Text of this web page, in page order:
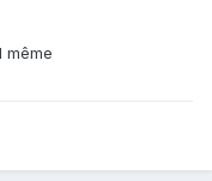
même